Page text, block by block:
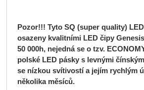
Pozor!!! Tyto SQ (super quality)
osazeny kvalitními LED čipy
50 000h, nejedná se o tzv.
polské LED pásky s levnými
se nízkou svítivostí a jejím rychlým
několika měsíců.